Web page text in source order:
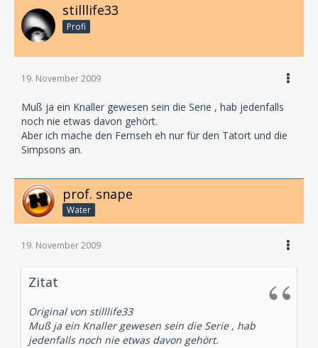
stilllife33
Profi
19. November 2009
Muß ja ein Knaller gewesen sein die Serie , hab jedenfalls
noch nie etwas davon gehört.
Aber ich mache den Fernseh eh nur für den Tatort und die
Simpsons an.
prof. snape
Water
19. November 2009
Zitat
Original von stilllife33
Muß ja ein Knaller gewesen sein die Serie , hab
jedenfalls noch nie etwas davon gehört.